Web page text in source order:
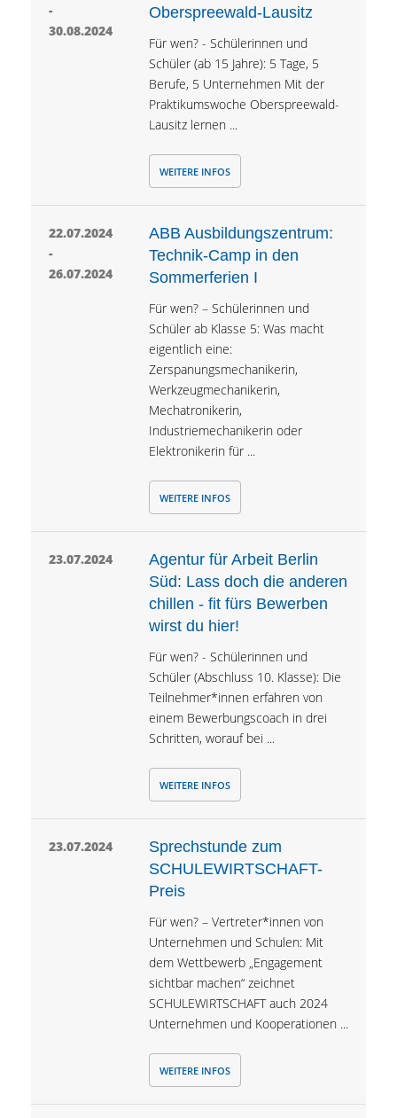
-
30.08.2024
Oberspreewald-Lausitz
Für wen? - Schülerinnen und
Schüler (ab 15 Jahre): 5 Tage, 5
Berufe, 5 Unternehmen Mit der
Praktikumswoche Oberspreewald-
Lausitz lernen ...
WEITERE INFOS
22.07.2024
-
26.07.2024
ABB Ausbildungszentrum:
Technik-Camp in den
Sommerferien I
Für wen? – Schülerinnen und
Schüler ab Klasse 5: Was macht
eigentlich eine:
Zerspanungsmechanikerin,
Werkzeugmechanikerin,
Mechatronikerin,
Industriemechanikerin oder
Elektronikerin für ...
WEITERE INFOS
23.07.2024
Agentur für Arbeit Berlin
Süd: Lass doch die anderen
chillen - fit fürs Bewerben
wirst du hier!
Für wen? - Schülerinnen und
Schüler (Abschluss 10. Klasse): Die
Teilnehmer*innen erfahren von
einem Bewerbungscoach in drei
Schritten, worauf bei ...
WEITERE INFOS
23.07.2024
Sprechstunde zum
SCHULEWIRTSCHAFT-
Preis
Für wen? – Vertreter*innen von
Unternehmen und Schulen: Mit
dem Wettbewerb „Engagement
sichtbar machen“ zeichnet
SCHULEWIRTSCHAFT auch 2024
Unternehmen und Kooperationen ...
WEITERE INFOS